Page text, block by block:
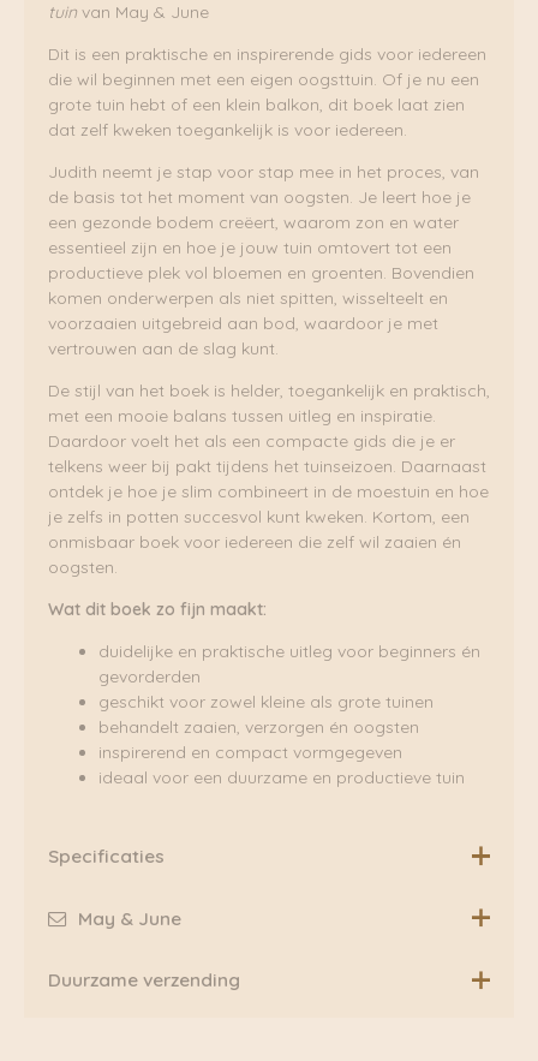
June
aantal
tuin van May & June
Dit is een praktische en inspirerende gids voor iedereen
die wil beginnen met een eigen oogsttuin. Of je nu een
grote tuin hebt of een klein balkon, dit boek laat zien
dat zelf kweken toegankelijk is voor iedereen.
Judith neemt je stap voor stap mee in het proces, van
de basis tot het moment van oogsten. Je leert hoe je
een gezonde bodem creëert, waarom zon en water
essentieel zijn en hoe je jouw tuin omtovert tot een
productieve plek vol bloemen en groenten. Bovendien
komen onderwerpen als niet spitten, wisselteelt en
voorzaaien uitgebreid aan bod, waardoor je met
vertrouwen aan de slag kunt.
De stijl van het boek is helder, toegankelijk en praktisch,
met een mooie balans tussen uitleg en inspiratie.
Daardoor voelt het als een compacte gids die je er
telkens weer bij pakt tijdens het tuinseizoen. Daarnaast
ontdek je hoe je slim combineert in de moestuin en hoe
je zelfs in potten succesvol kunt kweken. Kortom, een
onmisbaar boek voor iedereen die zelf wil zaaien én
oogsten.
Wat dit boek zo fijn maakt:
duidelijke en praktische uitleg voor beginners én
gevorderden
geschikt voor zowel kleine als grote tuinen
behandelt zaaien, verzorgen én oogsten
inspirerend en compact vormgegeven
ideaal voor een duurzame en productieve tuin
Specificaties
Specificaties:
96 pagina’s
May & June
De tuin groener & de mens gelukkiger
Duurzame verzending